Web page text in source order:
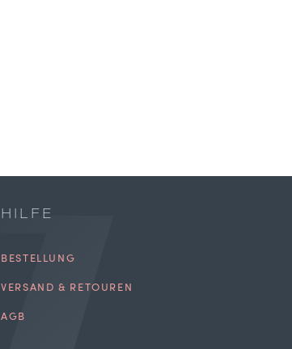
HILFE
BESTELLUNG
VERSAND & RETOUREN
AGB